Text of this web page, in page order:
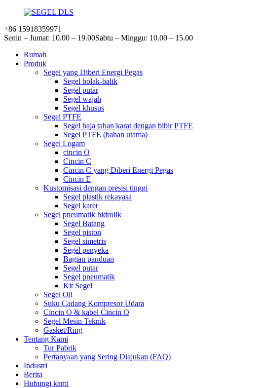
+86 15918359971
Senin – Jumat: 10.00 – 19.00Sabtu – Minggu: 10.00 – 15.00
Rumah
Produk
Segel yang Diberi Energi Pegas
Segel bolak-balik
Segel putar
Segel wajah
Segel khusus
Segel PTFE
Segel baja tahan karat dengan bibir PTFE
Segel PTFE (bahan utama)
Segel Logam
cincin O
Cincin C
Cincin C yang Diberi Energi Pegas
Cincin E
Kustomisasi dengan presisi tinggi
Segel plastik rekayasa
Segel karet
Segel pneumatik hidrolik
Segel Batang
Segel piston
Segel simetris
Segel penyeka
Bagian panduan
Segel putar
Segel pneumatik
Kit Segel
Segel Oli
Suku Cadang Kompresor Udara
Cincin O & kabel Cincin O
Segel Mesin Teknik
Gasket/Ring
Tentang Kami
Tur Pabrik
Pertanyaan yang Sering Diajukan (FAQ)
Industri
Berita
Hubungi kami